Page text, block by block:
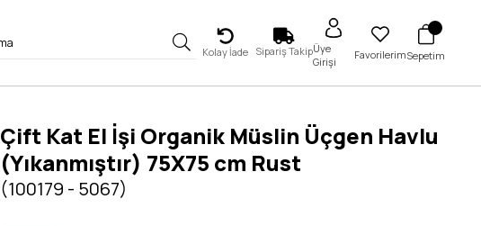
Kolay İade Sipariş TakipÜye
Girişi
FavorilerimSepetim
Çift Kat El İşi Organik Müslin Üçgen Havlu
(Yıkanmıştır) 75X75 cm Rust
(100179 - 5067)